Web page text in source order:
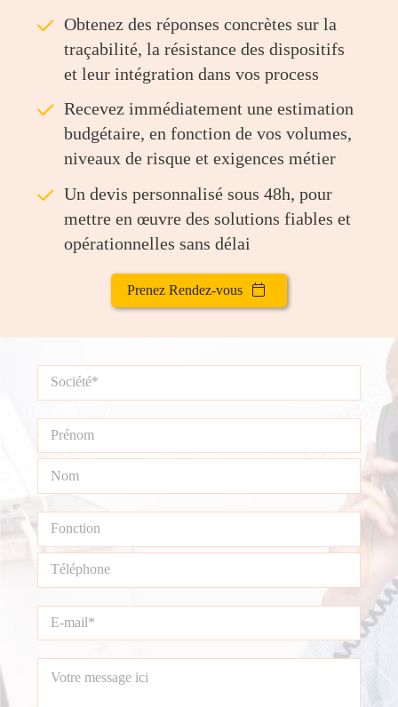
ü
Obtenez des réponses concrètes sur la
traçabilité, la résistance des dispositifs
et leur intégration dans vos process
ü
Recevez immédiatement une estimation
budgétaire, en fonction de vos volumes,
niveaux de risque et exigences métier
ü
Un devis personnalisé sous 48h, pour
mettre en œuvre des solutions fiables et
opérationnelles sans délai
Prenez Rendez-vous